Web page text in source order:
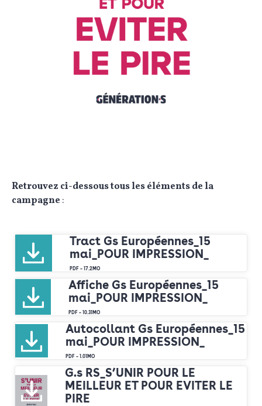
Retrouvez ci-dessous tous les éléments de la
campagne :
Tract Gs Européennes_15
mai_POUR IMPRESSION_
PDF – 17.2MO
Affiche Gs Européennes_15
mai_POUR IMPRESSION_
PDF – 10.31MO
Autocollant Gs Européennes_15
mai_POUR IMPRESSION_
PDF – 1.01MO
G.s RS_S’UNIR POUR LE
MEILLEUR ET POUR EVITER LE
PIRE